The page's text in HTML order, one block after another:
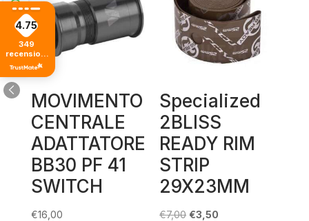
MOVIMENTO
CENTRALE
ADATTATORE
BB30 PF 41
SWITCH
€16,00
Specialized
2BLISS
READY RIM
STRIP
29X23MM
€7,00 Il
€3,50
4.75
349
recensioni
di tutti i
tempi